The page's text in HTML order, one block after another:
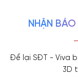
NHẬN
Để lại SĐT - Viva
3D